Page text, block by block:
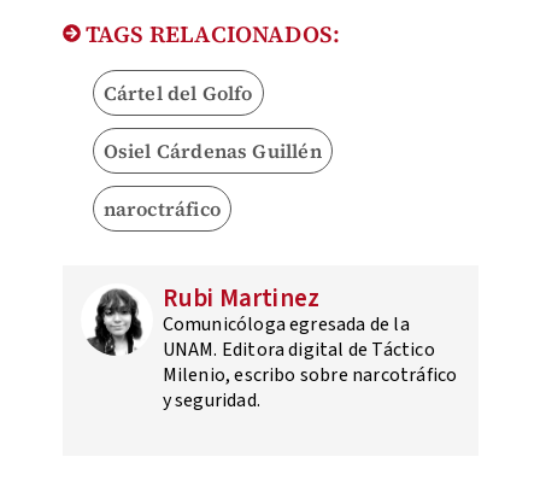
TAGS RELACIONADOS:
Cártel del Golfo
Osiel Cárdenas Guillén
naroctráfico
Rubi Martinez
Comunicóloga egresada de la
UNAM. Editora digital de Táctico
Milenio, escribo sobre narcotráfico
y seguridad.